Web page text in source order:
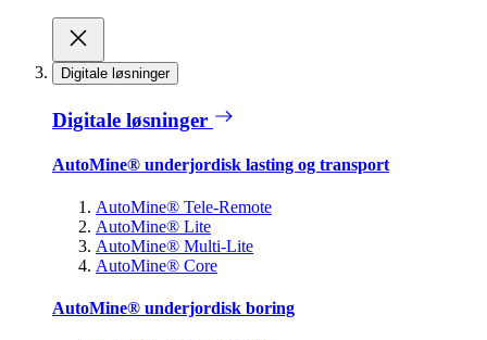
Digitale løsninger
Digitale løsninger
AutoMine® underjordisk lasting og transport
AutoMine® Tele-Remote
AutoMine® Lite
AutoMine® Multi-Lite
AutoMine® Core
AutoMine® underjordisk boring